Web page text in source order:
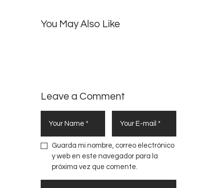
You May Also Like
15
What’s
11
Live
Leave a Comment
Guarda mi nombre, correo electrónico
y web en este navegador para la
próxima vez que comente.